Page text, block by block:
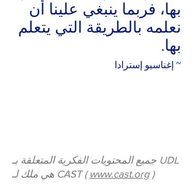
بها، فربما ينبغي علينا أن
نعلمه بالطريقة التي يتعلم
بها.
~ إغناسيو إسترادا
جميع المحتويات الفكرية المتعلقة بـ UDL
هي ملك لـ CAST (www.cast.org)